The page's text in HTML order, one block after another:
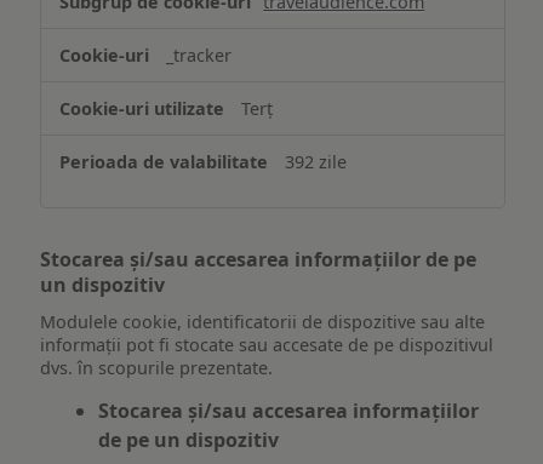
_tracker
Terț
392 zile
Stocarea și/sau accesarea informațiilor de pe
un dispozitiv
Modulele cookie, identificatorii de dispozitive sau alte
informații pot fi stocate sau accesate de pe dispozitivul
dvs. în scopurile prezentate.
Stocarea și/sau accesarea informațiilor
de pe un dispozitiv